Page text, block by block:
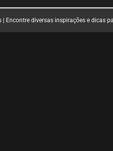
| Encontre diversas inspirações e dicas